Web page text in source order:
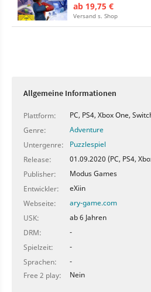
ab 19,75 €
Versand s. Shop
Allgemeine Informationen
Plattform:
PC, PS4, Xbox One,
Genre:
Adventure
Untergenre:
Puzzlespiel
Release:
01.09.2020 (PC, PS4,
Publisher:
Modus Games
Entwickler:
eXiin
Webseite:
ary-game.com
USK:
ab 6 Jahren
DRM:
-
Spielzeit:
-
Sprachen:
-
Free 2 play:
Nein